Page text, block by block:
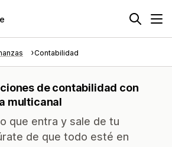
Contabilidad
de contabilidad con
multicanal
que entra y sale de tu
de que todo esté en